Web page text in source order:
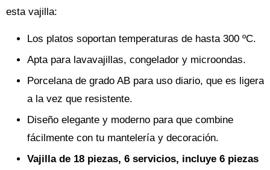
esta vajilla:
Los platos soportan temperaturas de hasta 300 ºC.
Apta para lavavajillas, congelador y microondas.
Porcelana de grado AB para uso diario, que es ligera
a la vez que resistente.
Diseño elegante y moderno para que combine
fácilmente con tu mantelería y decoración.
Vajilla de 18 piezas, 6 servicios, incluye 6 piezas